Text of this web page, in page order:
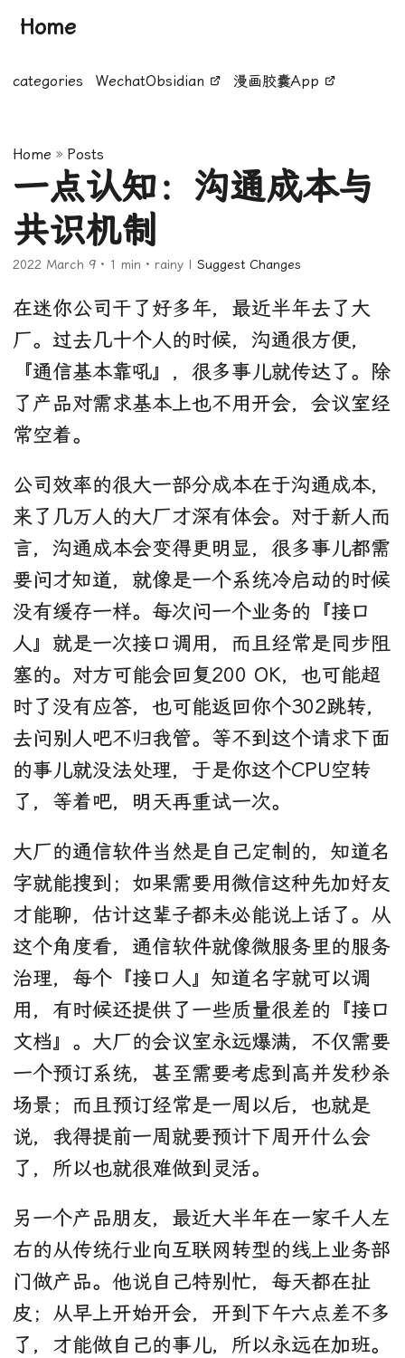
Home
categories WechatObsidian 漫画胶囊App
Home » Posts
一点认知：沟通成本与
共识机制
2022 March 9 · 1 min · rainy | Suggest Changes
在迷你公司干了好多年，最近半年去了大
厂。过去几十个人的时候，沟通很方便，
『通信基本靠吼』，很多事儿就传达了。除
了产品对需求基本上也不用开会，会议室经
常空着。
公司效率的很大一部分成本在于沟通成本，
来了几万人的大厂才深有体会。对于新人而
言，沟通成本会变得更明显，很多事儿都需
要问才知道，就像是一个系统冷启动的时候
没有缓存一样。每次问一个业务的『接口
人』就是一次接口调用，而且经常是同步阻
塞的。对方可能会回复200 OK，也可能超
时了没有应答，也可能返回你个302跳转，
去问别人吧不归我管。等不到这个请求下面
的事儿就没法处理，于是你这个CPU空转
了，等着吧，明天再重试一次。
大厂的通信软件当然是自己定制的，知道名
字就能搜到；如果需要用微信这种先加好友
才能聊，估计这辈子都未必能说上话了。从
这个角度看，通信软件就像微服务里的服务
治理，每个『接口人』知道名字就可以调
用，有时候还提供了一些质量很差的『接口
文档』。大厂的会议室永远爆满，不仅需要
一个预订系统，甚至需要考虑到高并发秒杀
场景；而且预订经常是一周以后，也就是
说，我得提前一周就要预计下周开什么会
了，所以也就很难做到灵活。
另一个产品朋友，最近大半年在一家千人左
右的从传统行业向互联网转型的线上业务部
门做产品。他说自己特别忙，每天都在扯
皮；从早上开始开会，开到下午六点差不多
了，才能做自己的事儿，所以永远在加班。